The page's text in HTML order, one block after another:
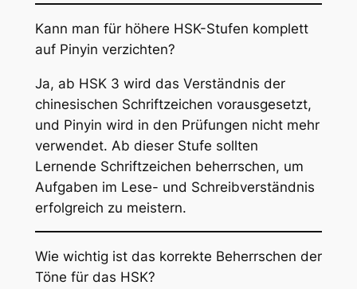
Kann man für höhere HSK-Stufen komplett
auf Pinyin verzichten?
Ja, ab HSK 3 wird das Verständnis der
chinesischen Schriftzeichen vorausgesetzt,
und Pinyin wird in den Prüfungen nicht mehr
verwendet. Ab dieser Stufe sollten
Lernende Schriftzeichen beherrschen, um
Aufgaben im Lese- und Schreibverständnis
erfolgreich zu meistern.
Wie wichtig ist das korrekte Beherrschen der
Töne für das HSK?